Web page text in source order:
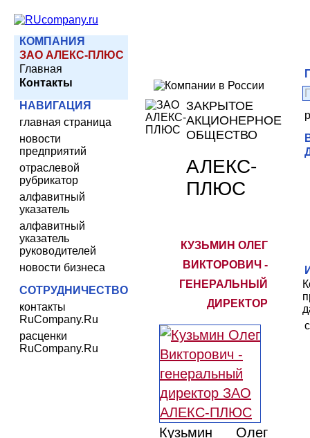
КОМПАНИЯ
ЗАО АЛЕКС-ПЛЮС
Главная
Контакты
НАВИГАЦИЯ
главная страница
новости
предприятий
отраслевой
рубрикатор
алфавитный
указатель
алфавитный
указатель
руководителей
новости бизнеса
СОТРУДНИЧЕСТВО
контакты
RuCompany.Ru
расценки
RuCompany.Ru
ЗАКРЫТОЕ
АКЦИОНЕРНОЕ
ОБЩЕСТВО
АЛЕКС-
ПЛЮС
КУЗЬМИН ОЛЕГ
ВИКТОРОВИЧ -
ГЕНЕРАЛЬНЫЙ
ДИРЕКТОР
Кузьмин Олег